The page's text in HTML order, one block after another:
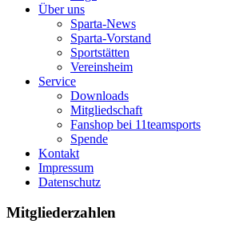
Über uns
Sparta-News
Sparta-Vorstand
Sportstätten
Vereinsheim
Service
Downloads
Mitgliedschaft
Fanshop bei 11teamsports
Spende
Kontakt
Impressum
Datenschutz
Mitgliederzahlen